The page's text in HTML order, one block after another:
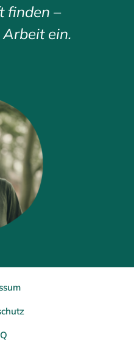
finden –
ein.